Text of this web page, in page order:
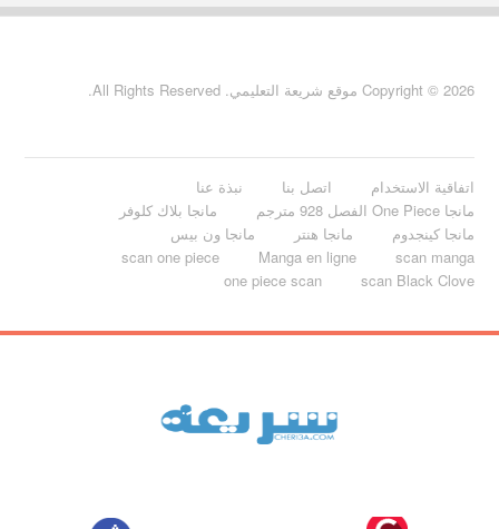
Copyright © 2026 موقع شريعة التعليمي. All Rights Reserved.
اتفاقية الاستخدام اتصل بنا
نبذة عنا
مانجا One Piece الفصل 928 مترجم
مانجا بلاك كلوفر
مانجا كينجدوم
مانجا هنتر
مانجا ون بيس
scan manga
Manga en ligne
scan one piece
scan Black Clove
one piece scan